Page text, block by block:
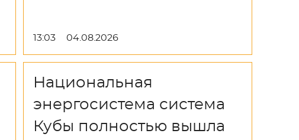
13:03 04.08.2026
Национальная
энергосистема система
Кубы полностью вышла